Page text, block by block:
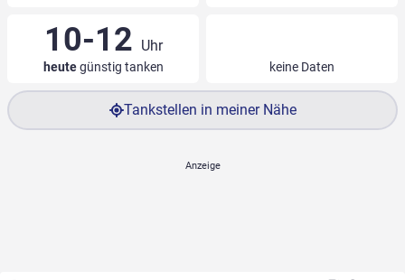
10-12 Uhr
heutegünstig tanken keine Daten
Tankstellen in meiner Nähe